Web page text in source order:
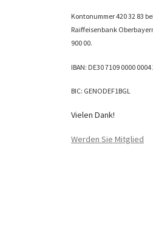
Kontonummer 420 32 83
Raiffeisenbank
900 00.
IBAN: DE30 7109 0000 0004
BIC: GENODEF1BGL
Vielen Dank!
Werden Sie Mitglied